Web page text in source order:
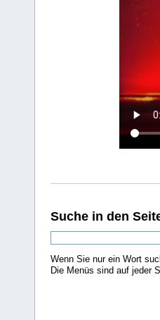
Suche in den
Wenn Sie nur ein Wort
Die Menüs sind auf jeder